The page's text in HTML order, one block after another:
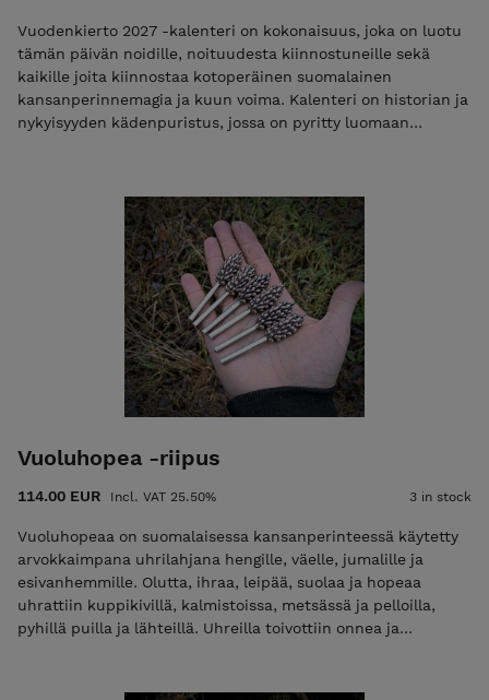
Vuodenkierto 2027 -kalenteri on kokonaisuus, joka on luotu
tämän päivän noidille, noituudesta kiinnostuneille sekä
kaikille joita kiinnostaa kotoperäinen suomalainen
kansanperinnemagia ja kuun voima. Kalenteri on historian ja
nykyisyyden kädenpuristus, jossa on pyritty luomaan
kiinnostuneille, niitä hengittäville tai kansanmagiaa
harjoittaville noidille ja pakanoille kiinnekohta pohjoiseen
vuodenkiertoon ja siihen liittyviin vuotuisiin ja kuunkierron
syklissä kulkeviin juhlamenoihin.\ \ Kalenteri on kolmen
naisen yhteistyön tulos jossa jokainen on antanut
kokonaisuuteen vahvuutensa ja tietotaitonsa suomalaisista
perinteistä. Kalenterin tekstit:\ Piia Hintikainen\ Petra
Hintikainen /Puutarhaponi Vuotuisjuhlien tekstit:\ Sanna
Vanhala / MagaLacrima Taitto ja graafinen suunnittelu:\
Petra Hintikainen Kuvat: \ Laura Clark Painopaikka:\ Sava
Vuoluhopea -riipus
114.00 EUR Incl. VAT 25.50% 3 in stock
Vuoluhopeaa on suomalaisessa kansanperinteessä käytetty
arvokkaimpana uhrilahjana hengille, väelle, jumalille ja
esivanhemmille. Olutta, ihraa, leipää, suolaa ja hopeaa
uhrattiin kuppikivillä, kalmistoissa, metsässä ja pelloilla,
pyhillä puilla ja lähteillä. Uhreilla toivottiin onnea ja